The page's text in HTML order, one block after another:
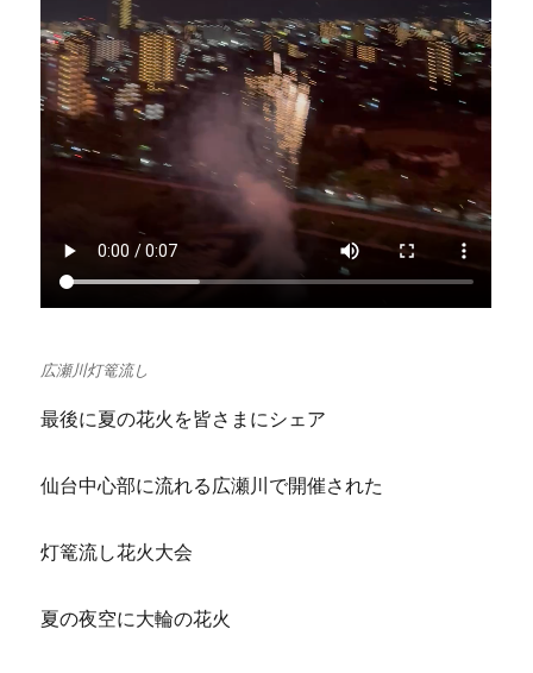
広瀬川灯篭流し
最後に夏の花火を皆さまにシェア
仙台中心部に流れる広瀬川で開催された
灯篭流し花火大会
夏の夜空に大輪の花火